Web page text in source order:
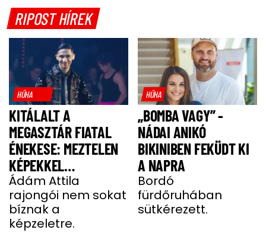
RIPOST HÍREK
HŰHA
KITÁLALT A
MEGASZTÁR FIATAL
ÉNEKESE: MEZTELEN
KÉPEKKEL
HALMOZZÁK EL A
RAJONGÓI
Ádám Attila
rajongói nem sokat
bíznak a
képzeletre.
HŰHA
„BOMBA VAGY” -
NÁDAI ANIKÓ
BIKINIBEN FEKÜDT KI
A NAPRA
Bordó
fürdőruhában
sütkérezett.